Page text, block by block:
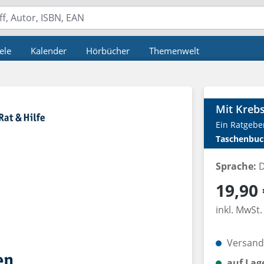
Kalender Hörbücher Themenwelt
Mit
Ein
Sprache:
Regulärer
19,90
inkl. MwSt.